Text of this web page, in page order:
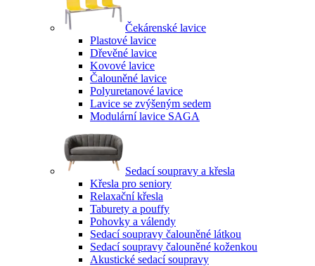
Čekárenské lavice
Plastové lavice
Dřevěné lavice
Kovové lavice
Čalouněné lavice
Polyuretanové lavice
Lavice se zvýšeným sedem
Modulární lavice SAGA
Sedací soupravy a křesla
Křesla pro seniory
Relaxační křesla
Taburety a pouffy
Pohovky a válendy
Sedací soupravy čalouněné látkou
Sedací soupravy čalouněné koženkou
Akustické sedací soupravy